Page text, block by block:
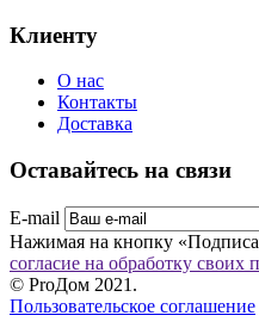
Клиенту
О нас
Контакты
Доставка
Оставайтесь на связи
E-mail
Нажимая на кнопку
согласие на обработку
© ProДом 2021.
Пользовательское соглашение